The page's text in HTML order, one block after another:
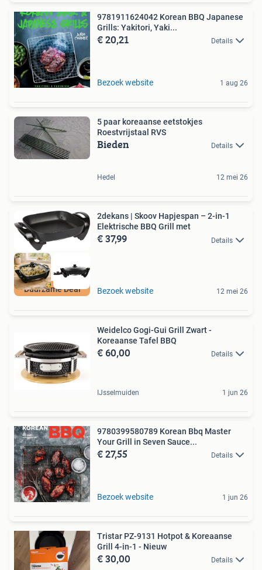
9781911624042 Korean BBQ Japanese
Grills: Yakitori, Yaki...
€ 20,21 Details
Bezoek website 1 aug 26
5 paar koreaanse eetstokjes
Roestvrijstaal RVS
Bieden Details
Hedel 12 mei 26
Duurzame Deal
2dekans | Skoov Hapjespan – 2-in-1
Elektrische BBQ Grill met
€ 37,99 Details
Bezoek website 12 mei 26
Weidelco Gogi-Gui Grill Zwart -
Koreaanse Tafel BBQ
€ 60,00 Details
IJsselmuiden 1 jun 26
9780399580789 Korean Bbq Master
Your Grill in Seven Sauce...
€ 27,55 Details
Bezoek website 1 jun 26
Tristar PZ-9131 Hotpot & Koreaanse
Grill 4-in-1 - Nieuw
€ 30,00 Details